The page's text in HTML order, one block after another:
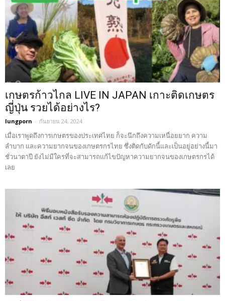
เกษตรก้าวไกล LIVE IN JAPAN เกาะติดเกษตร
ญี่ปุ่น รวยได้อย่างไร?
lungporn - กันยายน 24, 2024
เมื่อเราพูดถึงการเกษตรของประเทศไทย ก็จะนึกถึงความเหนื่อยยาก ความ
ลำบาก และความยากจนของเกษตรกรไทย ซึ่งติดกับดักนี้และเป็นอยู่อย่างนี้มา
ชั่วนาตาปี ยังไม่มีใครที่จะสามารถแก้ไขปัญหาความยากจนของเกษตรกรได้
เลย